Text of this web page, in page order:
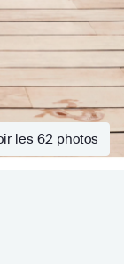
les 62 photos